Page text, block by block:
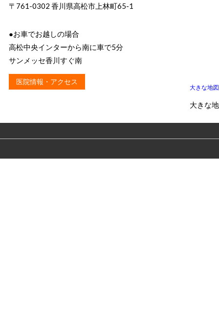
〒761-0302 香川県高松市上林町65-1
●お車でお越しの場合
高松中央インターから南に車で5分
サンメッセ香川すぐ南
医院情報・アクセス
大きな地
大きな